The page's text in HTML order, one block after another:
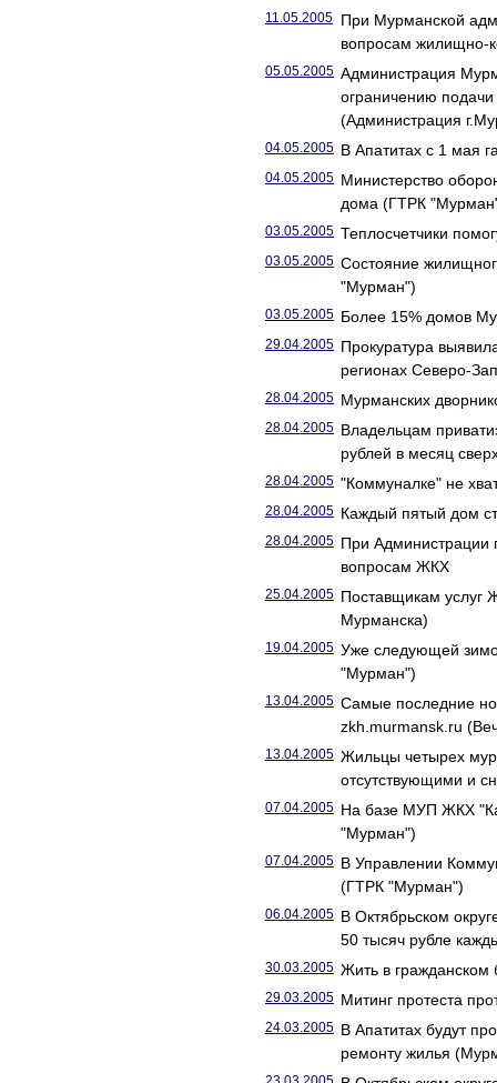
11.05.2005 При Мурманской
вопросам жилищно-
05.05.2005 Администрация
ограничению
(Администрация
04.05.2005 В Апатитах с 1 мая
04.05.2005 Министерство
дома (ГТРК
03.05.2005 Теплосчетчики
03.05.2005 Состояние
"Мурман")
03.05.2005 Более 15% домов
29.04.2005 Прокуратура
регионах Северо-
28.04.2005 Мурманских
28.04.2005 Владельцам
рублей в месяц
28.04.2005 "Коммуналке" не
28.04.2005 Каждый пятый дом
28.04.2005 При Администрации
вопросам ЖКХ
25.04.2005 Поставщикам услуг
Мурманска)
19.04.2005 Уже следующей
"Мурман")
13.04.2005 Самые последние
zkh.murmansk.ru
13.04.2005 Жильцы четырех
отсутствующими и
07.04.2005 На базе МУП ЖКХ
"Мурман")
07.04.2005 В Управлении
(ГТРК "Мурман")
06.04.2005 В Октябрьском
50 тысяч рубле
30.03.2005 Жить в
29.03.2005 Митинг протеста
24.03.2005 В Апатитах будут
ремонту жилья